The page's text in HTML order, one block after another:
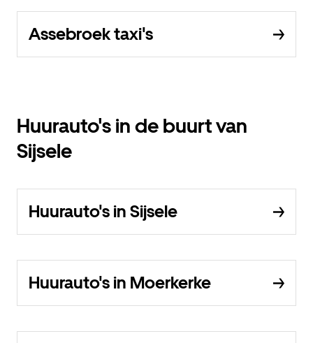
Assebroek taxi's
Huurauto's in de buurt van
Sijsele
Huurauto's in Sijsele
Huurauto's in Moerkerke